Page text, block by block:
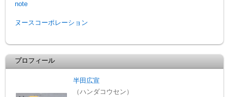
note
ヌースコーポレーション
プロフィール
半田広宣
（ハンダコウセン）